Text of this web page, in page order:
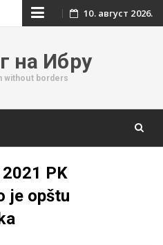
Skip
content
10. август 2026.
на Ибру
without borders
PK
je opštu